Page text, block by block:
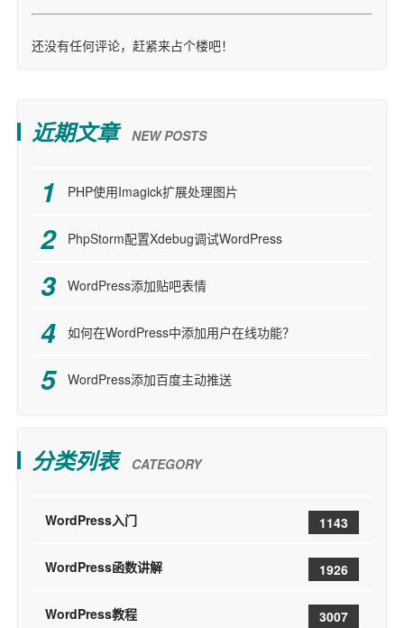
还没有任何评论，赶紧来占个楼吧！
近期文章 NEW POSTS
PHP使用Imagick扩展处理图片
PhpStorm配置Xdebug调试WordPress
WordPress添加贴吧表情
如何在WordPress中添加用户在线功能？
WordPress添加百度主动推送
分类列表 CATEGORY
WordPress入门 1143
WordPress函数讲解 1926
WordPress教程 3007